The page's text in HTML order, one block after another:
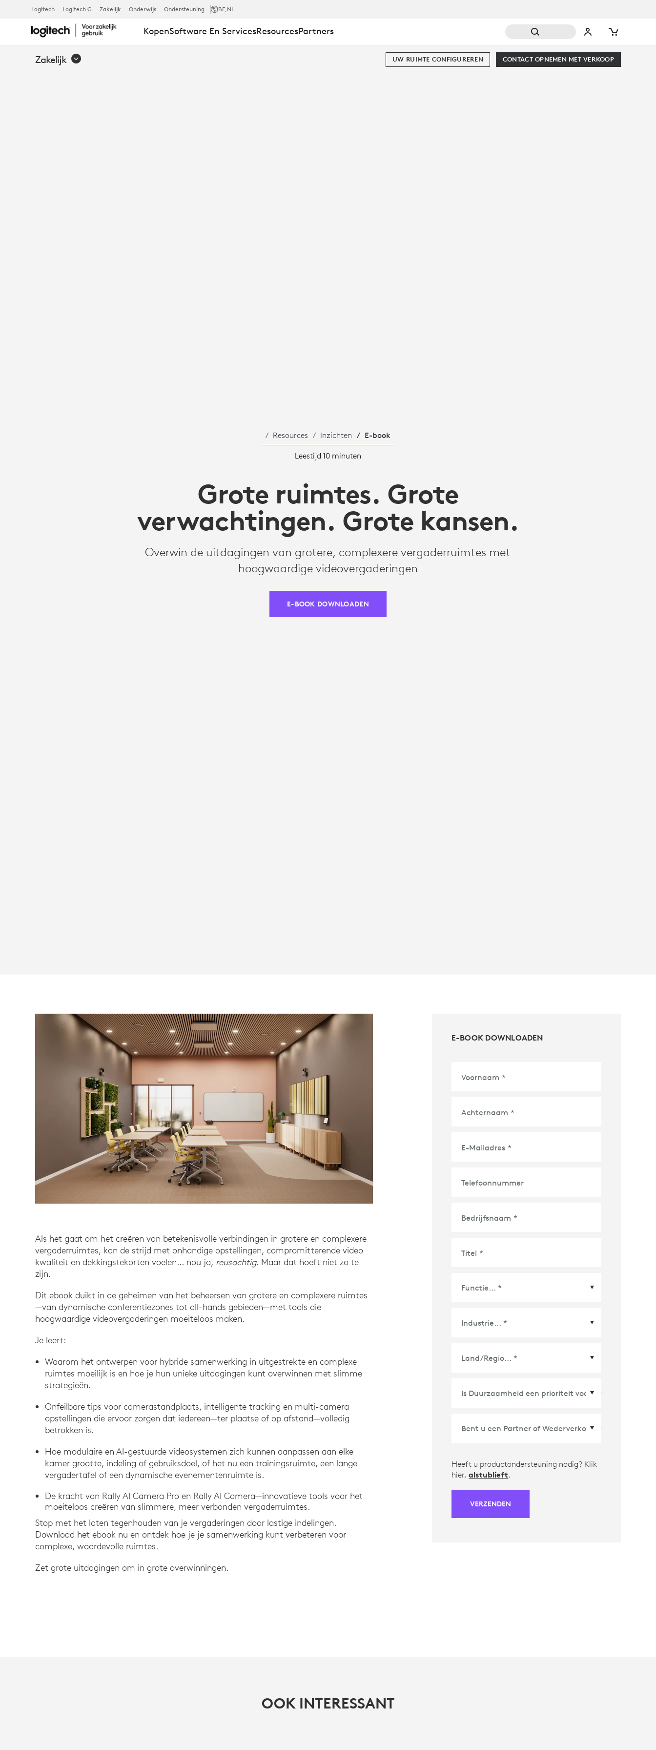
E-
BOOK:
Logitech Logitech G Zakelijk Onderwijs Ondersteuning BE,NL
KopenSoftware En ServicesResourcesPartners
Zakelijk CONTACT OPNEMEN MET VERKOOP
UW RUIMTE CONFIGUREREN
Resources Inzichten E-book
Leestijd 10 minuten
Grote ruimtes. Grote
verwachtingen. Grote kansen.
Overwin de uitdagingen van grotere, complexere vergaderruimtes met
hoogwaardige videovergaderingen
E-BOOK DOWNLOADEN
Als het gaat om het creëren van betekenisvolle verbindingen in grotere en complexere
vergaderruimtes, kan de strijd met onhandige opstellingen, compromitterende video
kwaliteit en dekkingstekorten voelen... nou ja, reusachtig. Maar dat hoeft niet zo te
zijn.
Dit ebook duikt in de geheimen van het beheersen van grotere en complexere ruimtes
—van dynamische conferentiezones tot all-hands gebieden—met tools die
hoogwaardige videovergaderingen moeiteloos maken.
Je leert:
Waarom het ontwerpen voor hybride samenwerking in uitgestrekte en complexe
ruimtes moeilijk is en hoe je hun unieke uitdagingen kunt overwinnen met slimme
strategieën.
Onfeilbare tips voor camerastandplaats, intelligente tracking en multi-camera
opstellingen die ervoor zorgen dat iedereen—ter plaatse of op afstand—volledig
betrokken is.
Hoe modulaire en AI-gestuurde videosystemen zich kunnen aanpassen aan elke
kamer grootte, indeling of gebruiksdoel, of het nu een trainingsruimte, een lange
vergadertafel of een dynamische evenementenruimte is.
De kracht van Rally AI Camera Pro en Rally AI Camera—innovatieve tools voor het
moeiteloos creëren van slimmere, meer verbonden vergaderruimtes.
Stop met het laten tegenhouden van je vergaderingen door lastige indelingen.
Download het ebook nu en ontdek hoe je je samenwerking kunt verbeteren voor
complexe, waardevolle ruimtes.
Zet grote uitdagingen om in grote overwinningen.
E-BOOK DOWNLOADEN
Voornaam *
Achternaam *
E-Mailadres *
Telefoonnummer
Bedrijfsnaam *
Titel *
Land/Regio *
Heeft u productondersteuning nodig? Klik
hier,alstublieft.
VERZENDEN
OOK INTERESSANT